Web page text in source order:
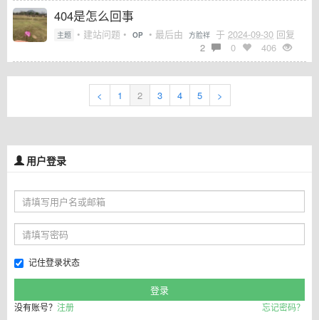
404是怎么回事
主题 • 建站问题 • OP • 最后由 方脸祥 于 2024-09-30 回复
2
0 406
< 1 2 3 4 5 >
用户登录
记住登录状态
没有账号？ 注册
忘记密码？